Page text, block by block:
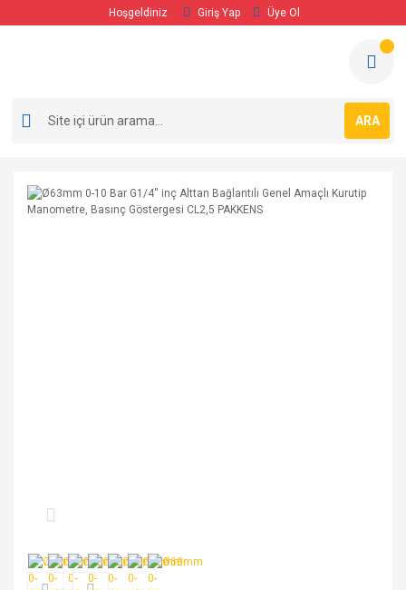
Hoşgeldiniz Giriş Yap Üye Ol
ARA